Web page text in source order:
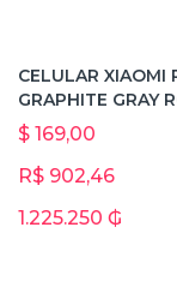
CELULAR XIAOMI
GRAPHITE GRAY
$ 169,00
R$ 902,46
1.225.250 ₲